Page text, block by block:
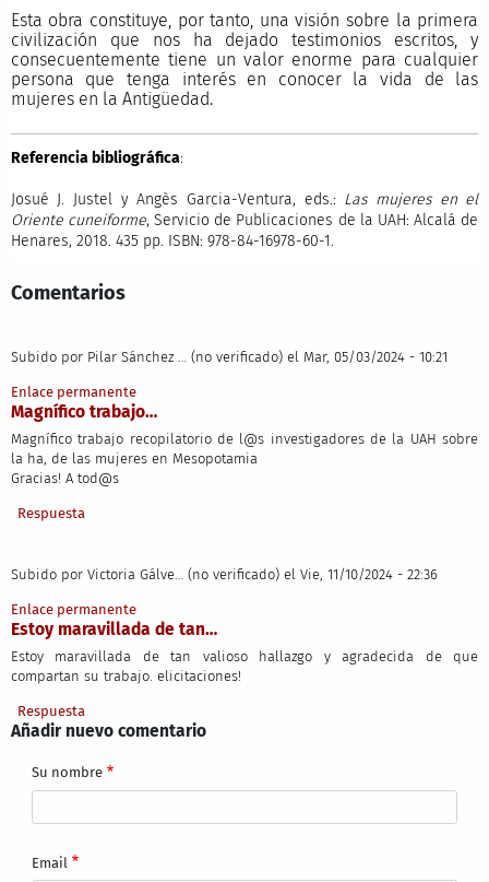
Esta obra constituye, por tanto, una visión sobre la primera
civilización que nos ha dejado testimonios escritos, y
consecuentemente tiene un valor enorme para cualquier
persona que tenga interés en conocer la vida de las
mujeres en la Antigüedad.
Referencia bibliográfica:
Josué J. Justel y Angès Garcia-Ventura, eds.: Las mujeres en el
Oriente cuneiforme, Servicio de Publicaciones de la UAH: Alcalá de
Henares, 2018. 435 pp. ISBN: 978-84-16978-60-1.
Comentarios
Subido por Pilar Sánchez … (no verificado) el Mar, 05/03/2024 - 10:21
Enlace permanente
Magnífico trabajo…
Magnífico trabajo recopilatorio de l@s investigadores de la UAH sobre
la ha, de las mujeres en Mesopotamia
Gracias! A tod@s
Respuesta
Subido por Victoria Gálve… (no verificado) el Vie, 11/10/2024 - 22:36
Enlace permanente
Estoy maravillada de tan…
Estoy maravillada de tan valioso hallazgo y agradecida de que
compartan su trabajo. elicitaciones!
Respuesta
Añadir nuevo comentario
Su nombre
Email